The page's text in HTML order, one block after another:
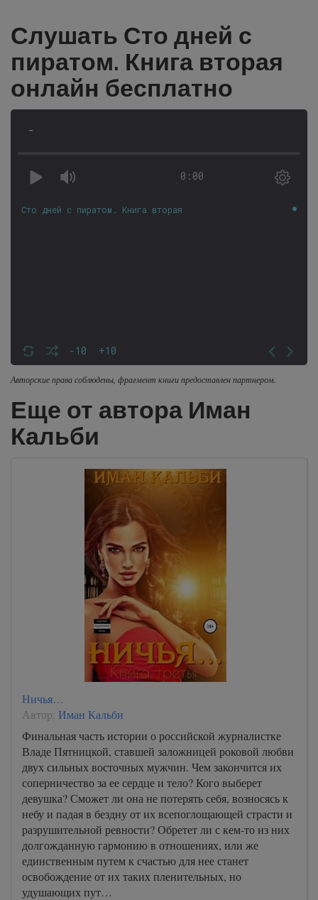
Слушать Сто дней с
пиратом. Книга вторая
онлайн бесплатно
-
0:00
-10 +10
Сто дней с пиратом. Книга вторая
Авторские права соблюдены, фрагмент книги предоставлен партнером.
Еще от автора Иман
Кальби
Ничья…
Автор: Иман Кальби
Финальная часть истории о российской журналистке
Владе Пятницкой, ставшей заложницей роковой любви
двух сильных восточных мужчин. Чем закончится их
соперничество за ее сердце и тело? Кого выберет
девушка? Сможет ли она не потерять себя, возносясь к
небу и падая в бездну от их всепоглощающей страсти и
разрушительной ревности? Обретет ли с кем-то из них
долгожданную гармонию в отношениях, или же
единственным путем к счастью для нее станет
освобождение от их таких пленительных, но
удушающих пут…